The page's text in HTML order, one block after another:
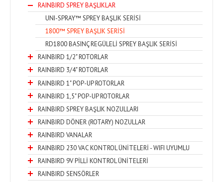
RAINBIRD SPREY BAŞLIKLAR
UNI-SPRAY™ SPREY BAŞLIK SERİSİ
1800™ SPREY BAŞLIK SERİSİ
RD1800 BASINÇ REGÜLELİ SPREY BAŞLIK SERİSİ
RAINBIRD 1/2" ROTORLAR
RAINBIRD 3/4" ROTORLAR
RAINBIRD 1" POP-UP ROTORLAR
RAINBIRD 1,5" POP-UP ROTORLAR
RAINBIRD SPREY BAŞLIK NOZULLARI
RAINBIRD DÖNER (ROTARY) NOZULLAR
RAINBIRD VANALAR
RAINBIRD 230 VAC KONTROL ÜNİTELERİ - WIFI UYUMLU
RAINBIRD 9V PİLLİ KONTROL ÜNİTELERİ
RAINBIRD SENSÖRLER